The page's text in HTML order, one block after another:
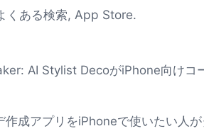
くある検索, App Store.
AI Stylist DecoがiPhone向けコ
成アプリをiPhoneで使いたい人